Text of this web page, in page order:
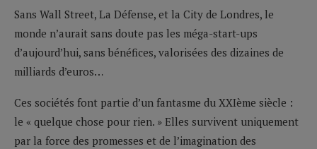
Sans Wall Street, La Défense, et la City de Londres, le
monde n’aurait sans doute pas les méga-start-ups
d’aujourd’hui, sans bénéfices, valorisées des dizaines de
milliards d’euros…
Ces sociétés font partie d’un fantasme du XXIème siècle :
le « quelque chose pour rien. » Elles survivent uniquement
par la force des promesses et de l’imagination des